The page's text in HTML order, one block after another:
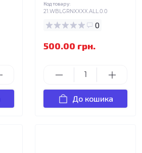
Код товару:
21.WBLGRNXXXX.ALL.0.0
0
500.00 грн.
До кошика